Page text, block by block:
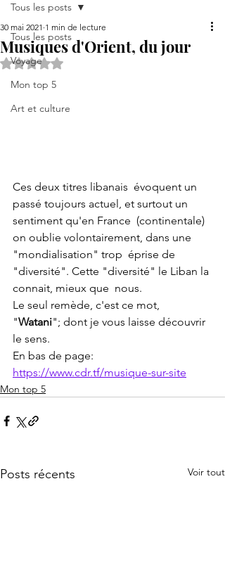
Tous les posts
Voyage
Mon top 5
Art et culture
Tous les posts
Musiques d'Orient, du jour
30 mai 2021 1 min de lecture
Noté NaN étoiles sur 5.
Ces deux titres libanais  évoquent un
passé toujours actuel, et surtout un
sentiment qu'en France  (continentale)
on oublie volontairement, dans une
"mondialisation" trop  éprise de
"diversité". Cette "diversité" le Liban la
connait, mieux que  nous.
Le seul remède, c'est ce mot,
"Watani"; dont je vous laisse découvrir
le sens.
En bas de page:
https://www.cdr.tf/musique-sur-site
Mon top 5
Posts récents Voir tout